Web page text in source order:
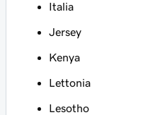
Italia
Jersey
Kenya
Lettonia
Lesotho